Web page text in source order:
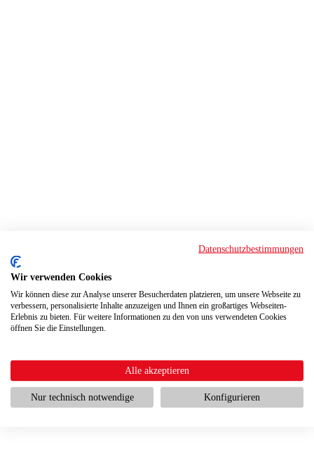
Datenschutzbestimmungen
Wir verwenden Cookies
Wir können diese zur Analyse unserer Besucherdaten platzieren, um unsere Webseite zu
verbessern, personalisierte Inhalte anzuzeigen und Ihnen ein großartiges Webseiten-
Erlebnis zu bieten. Für weitere Informationen zu den von uns verwendeten Cookies
öffnen Sie die Einstellungen.
Alle akzeptieren
Nur technisch notwendige Konfigurieren